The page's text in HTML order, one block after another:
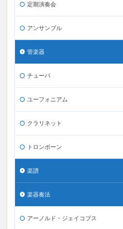
定期演奏会
アンサンブル
管楽器
チューバ
ユーフォニアム
クラリネット
トロンボーン
楽譜
楽器奏法
アーノルド・ジェイコブス